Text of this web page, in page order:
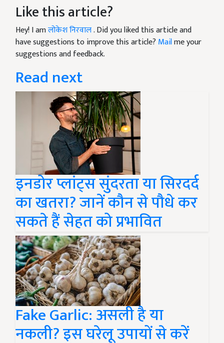
Like this article?
Hey! I amलोकेश निरवाल. Did you liked this article and
have suggestions to improve this article? Mailme your
suggestions and feedback.
Read next
इनडोर प्लांट्स सुंदरता या सिरदर्द
का खतरा? जानें कौन से पौधे कर
सकते हैं सेहत को प्रभावित
Fake Garlic: असली है या
नकली? इस घरेलू उपायों से करें